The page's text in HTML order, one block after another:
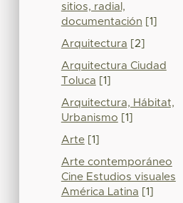
sitios, radial,
documentación [1]
Arquitectura [2]
Arquitectura Ciudad
Toluca [1]
Arquitectura, Hábitat,
Urbanismo [1]
Arte[1]
Arte contemporáneo
Cine Estudios visuales
América Latina [1]